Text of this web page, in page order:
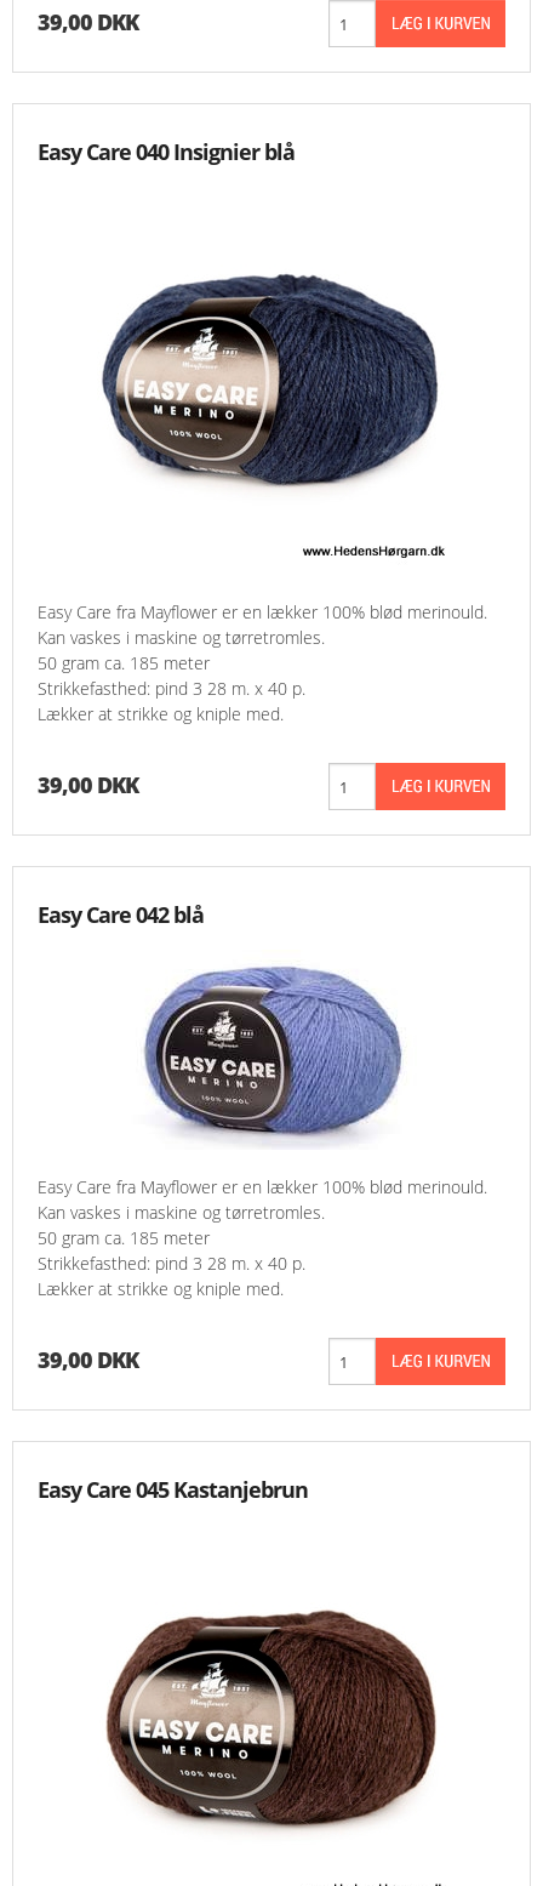
39,00 DKK
Easy Care 040 Insignier blå
Easy Care fra Mayflower er en lækker 100% blød merinould.
Kan vaskes i maskine og tørretromles.
50 gram ca. 185 meter
Strikkefasthed: pind 3 28 m. x 40 p.
Lækker at strikke og kniple med.
39,00 DKK
Easy Care 042 blå
Easy Care fra Mayflower er en lækker 100% blød merinould.
Kan vaskes i maskine og tørretromles.
50 gram ca. 185 meter
Strikkefasthed: pind 3 28 m. x 40 p.
Lækker at strikke og kniple med.
39,00 DKK
Easy Care 045 Kastanjebrun